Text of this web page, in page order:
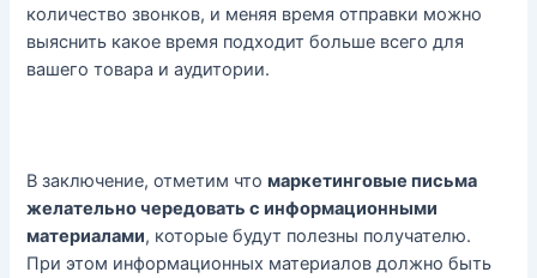
количество звонков, и меняя время отправки можно
выяснить какое время подходит больше всего для
вашего товара и аудитории.
В заключение, отметим чтомаркетинговые письма
желательно чередовать с информационными
материалами, которые будут полезны получателю.
При этом информационных материалов должно быть